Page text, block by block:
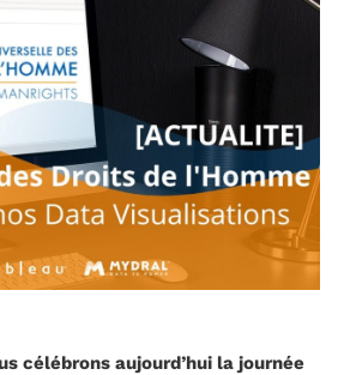
célébrons aujourd’hui la journée